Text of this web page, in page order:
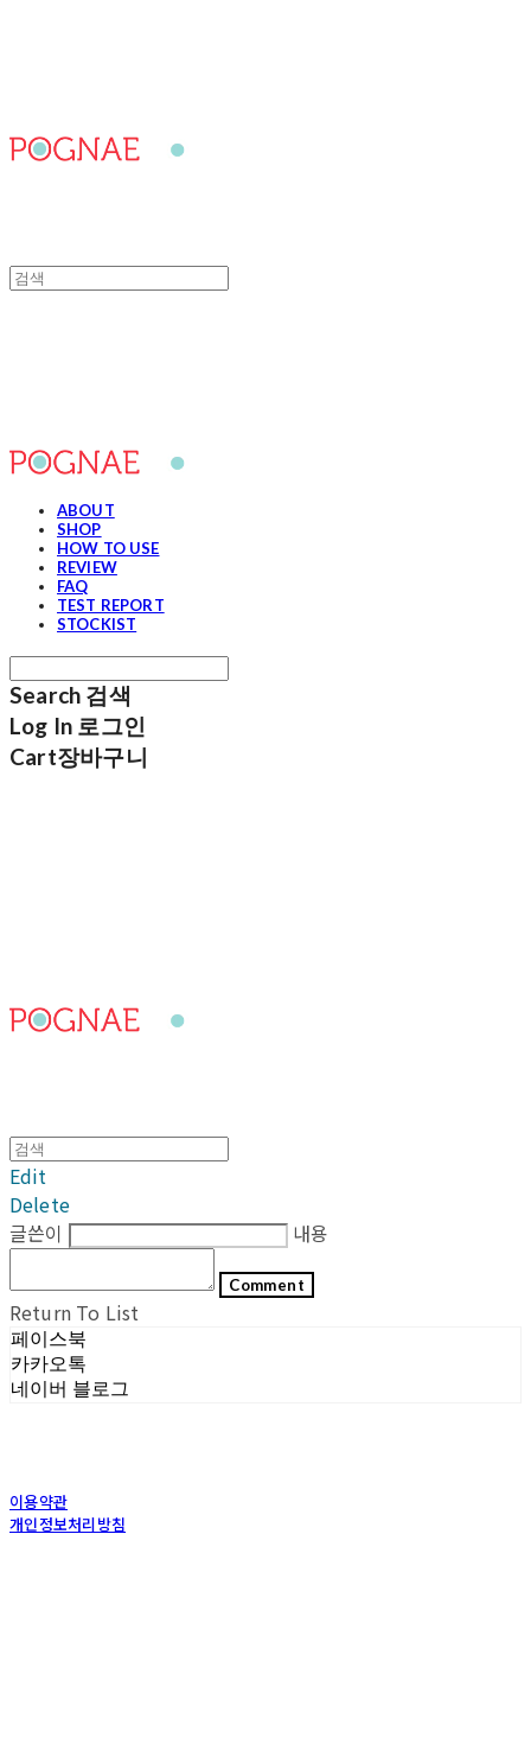
ABOUT
SHOP
HOW TO USE
REVIEW
FAQ
TEST REPORT
STOCKIST
Search 검색
Log In 로그인
Cart장바구니
Edit
Delete
글쓴이
내용
Comment
Return To List
페이스북
카카오톡
네이버 블로그
이용약관
개인정보처리방침